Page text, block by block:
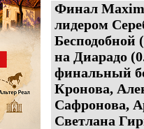
Финал
лидером
Бесподобной
на Диарадо
финальный
Кронова,
Сафронова,
Светлана